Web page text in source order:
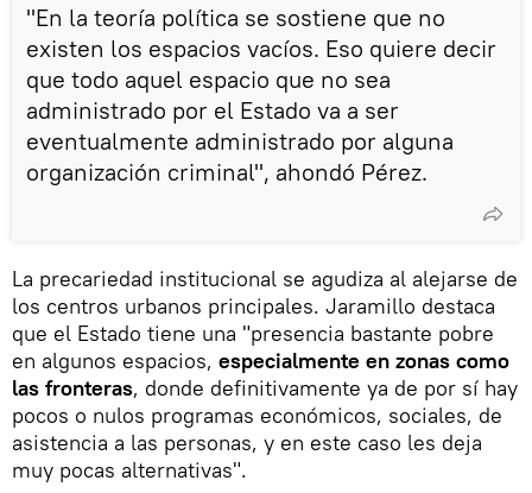
"En la teoría política se sostiene que no
existen los espacios vacíos. Eso quiere decir
que todo aquel espacio que no sea
administrado por el Estado va a ser
eventualmente administrado por alguna
organización criminal", ahondó Pérez.
La precariedad institucional se agudiza al alejarse de
los centros urbanos principales. Jaramillo destaca
que el Estado tiene una "presencia bastante pobre
en algunos espacios, especialmente en zonas como
las fronteras, donde definitivamente ya de por sí hay
pocos o nulos programas económicos, sociales, de
asistencia a las personas, y en este caso les deja
muy pocas alternativas".